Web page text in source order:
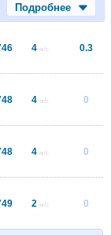
Подробнее
4 м/с 0.3
4 м/с 0
4 м/с 0
2 м/с 0